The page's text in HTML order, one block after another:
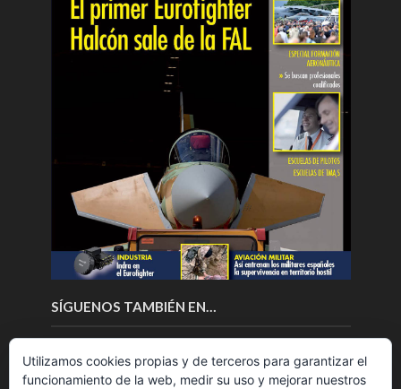
SÍGUENOS TAMBIÉN EN…
Utilizamos cookies propias y de terceros para garantizar el
funcionamiento de la web, medir su uso y mejorar nuestros